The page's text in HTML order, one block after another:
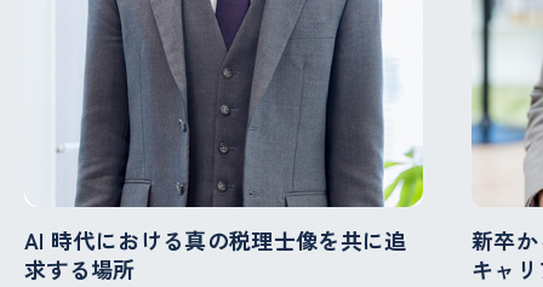
AI 時代における真の税理士像を共に追
求する場所
新卒
キャ